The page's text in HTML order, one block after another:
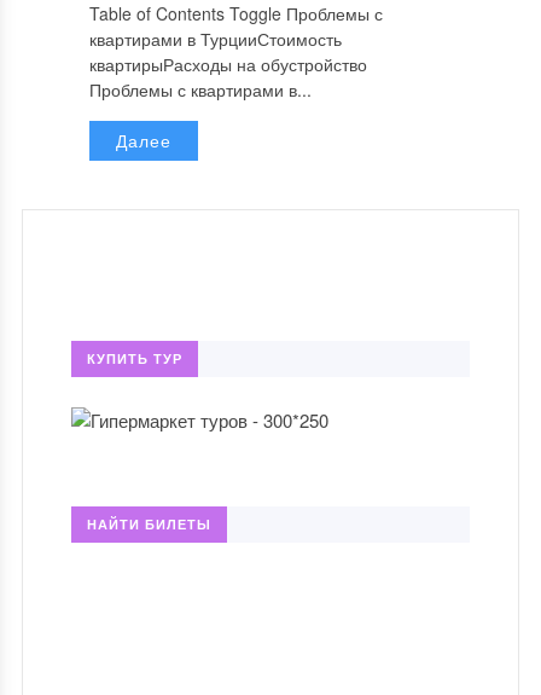
Table of Contents Toggle Проблемы с
квартирами в ТурцииСтоимость
квартирыРасходы на обустройство
Проблемы с квартирами в...
Далее
КУПИТЬ ТУР
НАЙТИ БИЛЕТЫ